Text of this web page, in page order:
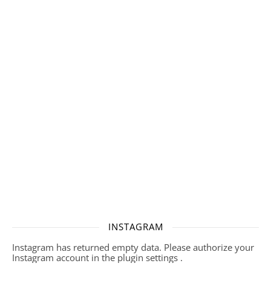
INSTAGRAM
Instagram has returned empty data. Please authorize your
Instagram account in the plugin settings .